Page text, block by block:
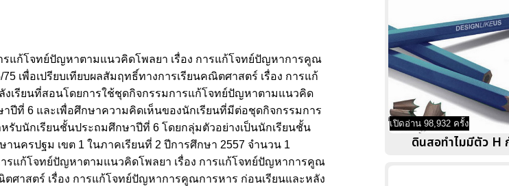
แก้โจทย์ปัญหาตามแนวคิดโพลยา เรื่อง การแก้โจทย์ปัญหาการคูณ
เพื่อเปรียบเทียบผลสัมฤทธิ์ทางการเรียนคณิตศาสตร์ เรื่อง การแก้
เรียนที่สอนโดยการใช้ชุดกิจกรรมการแก้โจทย์ปัญหาตามแนวคิด
ที่ 6 และเพื่อศึกษาความคิดเห็นของนักเรียนที่มีต่อชุดกิจกรรมการ
บนักเรียนชั้นประถมศึกษาปีที่ 6 โดยกลุ่มตัวอย่างเป็นนักเรียนชั้น
นครปฐม เขต 1 ในภาคเรียนที่ 2 ปีการศึกษา 2557 จำนวน 1
รแก้โจทย์ปัญหาตามแนวคิดโพลยา เรื่อง การแก้โจทย์ปัญหาการคูณ
ศาสตร์ เรื่อง การแก้โจทย์ปัญหาการคูณการหาร ก่อนเรียนและหลัง
เปิดอ่าน 98,932 ครั้ง
ดินสอทำไมมีตัว H